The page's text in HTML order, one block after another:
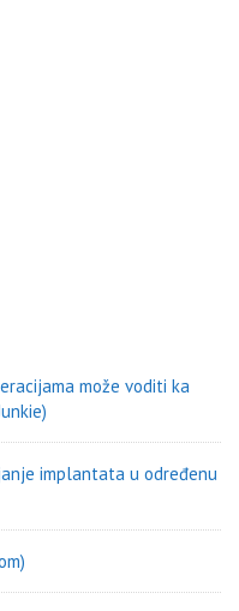
može voditi ka
implantata u određenu